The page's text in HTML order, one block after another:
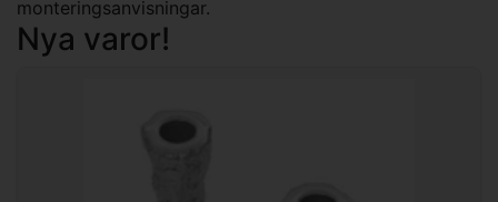
monteringsanvisningar.
Nya varor!